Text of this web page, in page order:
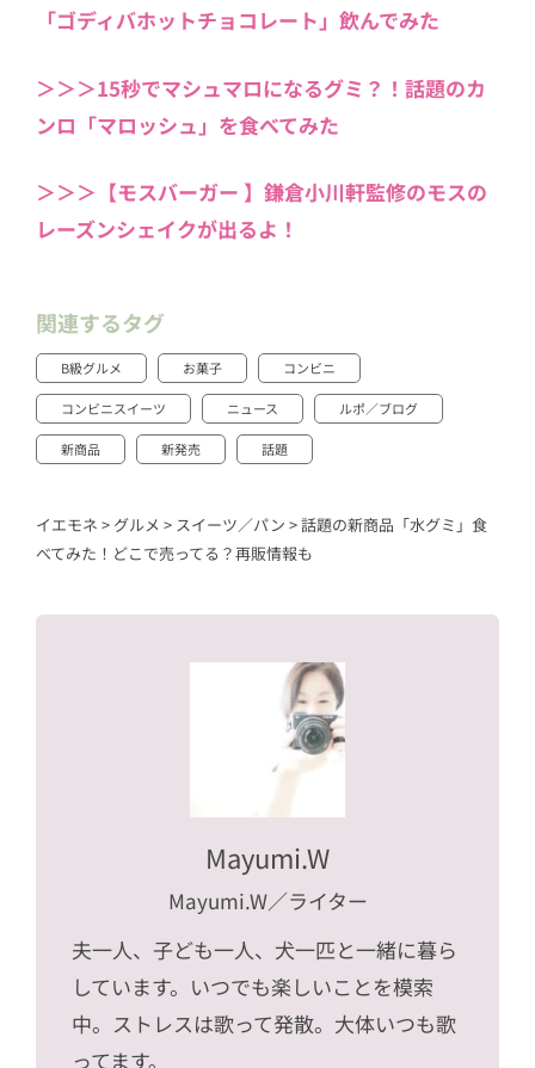
「ゴディバホットチョコレート」飲んでみた
＞＞＞15秒でマシュマロになるグミ？！話題のカ
ンロ「マロッシュ」を食べてみた
＞＞＞【モスバーガー 】鎌倉小川軒監修のモスの
レーズンシェイクが出るよ！
関連するタグ
B級グルメ お菓子 コンビニ
コンビニスイーツ ニュース ルポ／ブログ
新商品 新発売 話題
イエモネ > グルメ > スイーツ／パン >話題の新商品「水グミ」食
べてみた！どこで売ってる？再販情報も
Mayumi.W
Mayumi.W／ライター
夫一人、子ども一人、犬一匹と一緒に暮ら
しています。いつでも楽しいことを模索
中。ストレスは歌って発散。大体いつも歌
ってます。